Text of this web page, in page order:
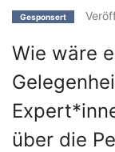
Gesponsert
Wie wäre
über die